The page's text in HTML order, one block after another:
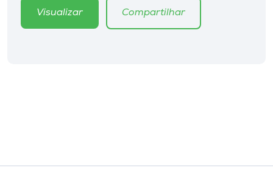
Unoesc
Store
Visualizar Compartilhar